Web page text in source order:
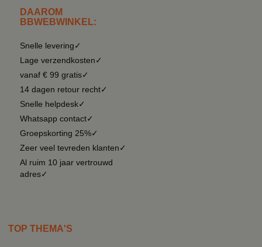
DAAROM
BBWEBWINKEL:
Snelle levering✓
Lage verzendkosten✓
vanaf € 99 gratis✓
14 dagen retour recht✓
Snelle helpdesk✓
Whatsapp contact✓
Groepskorting 25%✓
Zeer veel tevreden klanten✓
Al ruim 10 jaar vertrouwd
adres✓
TOP THEMA'S